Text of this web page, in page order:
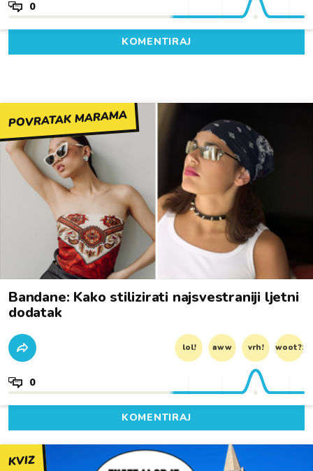
0
KOMENTIRAJ
POVRATAK MARAMA
Bandane: Kako stilizirati najsvestraniji ljetni
dodatak
lol! aww vrh! woot?!
0
KOMENTIRAJ
KVIZ